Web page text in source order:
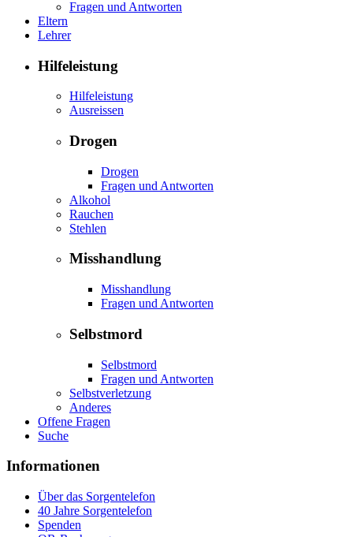
Fragen und Antworten
Eltern
Lehrer
Hilfeleistung
Hilfeleistung
Ausreissen
Drogen
Drogen
Fragen und Antworten
Alkohol
Rauchen
Stehlen
Misshandlung
Misshandlung
Fragen und Antworten
Selbstmord
Selbstmord
Fragen und Antworten
Selbstverletzung
Anderes
Offene Fragen
Suche
Informationen
Über das Sorgentelefon
40 Jahre Sorgentelefon
Spenden